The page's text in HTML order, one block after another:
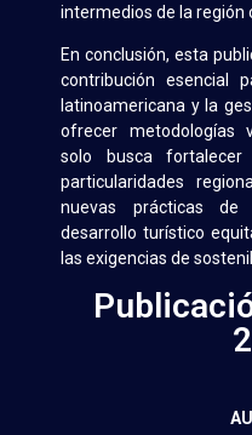
intermedios de la región
En conclusión, esta
contribución esencial
latinoamericana y la
ofrecer metodologías
solo busca
particularidades
nuevas prácticas
desarrollo turístico
las exigencias de